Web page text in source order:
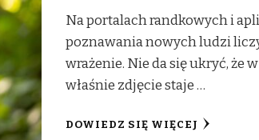
Na portalach randkowych i
poznawania nowych ludzi
wrażenie. Nie da się ukryć, że
właśnie zdjęcie staje …
DOWIEDZ SIĘ WIĘCEJ